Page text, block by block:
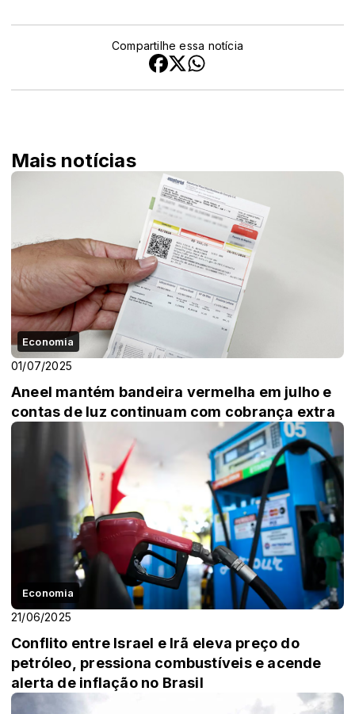
Compartilhe essa notícia
Mais notícias
Economia
01/07/2025
Aneel mantém bandeira vermelha em julho e
contas de luz continuam com cobrança extra
Economia
21/06/2025
Conflito entre Israel e Irã eleva preço do
petróleo, pressiona combustíveis e acende
alerta de inflação no Brasil